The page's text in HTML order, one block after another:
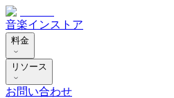
音楽インストア
料金
リソース
お問い合わせ